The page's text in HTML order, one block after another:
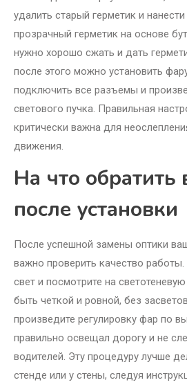
удалить старый герметик и
прозрачный герметик на основе
нужно хорошо сжать и дать
после этого можно установить
подключить все разъемы и
светового пучка. Правильная
критически важна для
движения.
На что обратить
после установки
После успешной замены оптики
важно проверить качество
свет и посмотрите на
быть четкой и ровной, без
произведите регулировку фар по
правильно освещал дорогу и не
водителей. Эту процедуру лучше
стенде или у стены, следуя